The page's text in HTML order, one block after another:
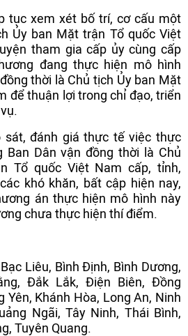
tục xem xét bố trí, cơ cấu một
Ủy ban Mặt trận Tổ quốc Việt
tham gia cấp ủy cùng cấp
đang thực hiện mô hình
thời là Chủ tịch Ủy ban Mặt
để thuận lợi trong chỉ đạo, triển
sát, đánh giá thực tế việc thực
Ban Dân vận đồng thời là Chủ
Tổ quốc Việt Nam cấp, tỉnh,
khó khăn, bất cập hiện nay,
án thực hiện mô hình này
chưa thực hiện thí điểm.
Liêu, Bình Định, Bình Dương,
Đắk Lắk, Điện Biên, Đồng
Yên, Khánh Hòa, Long An, Ninh
Ngãi, Tây Ninh, Thái Bình,
Tuyên Quang.